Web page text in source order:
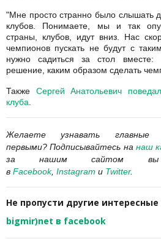
"Мне просто странно было слышать
клубов. Понимаете, мы и так
страны, клубов, идут вниз. Нас
чемпионов пускать не будут с
нужно садиться за стол
решение, каким образом сделать
Также Сергей Анатольевич
клуба.
Желаете узнавать
главные
первыми? Подписывайтесь на наш
за нашим сайтом
в Facebook, Instagram и Twitter.
Не пропусти другие
bigmir)net в facebook